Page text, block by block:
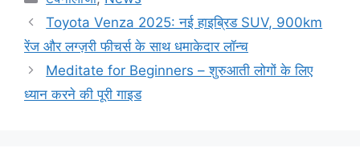
Toyota Venza 2025: नई हाइब्रिड SUV, 900km
रेंज और लग्ज़री फीचर्स के साथ धमाकेदार लॉन्च
Meditate for Beginners – शुरुआती लोगों के लिए
ध्यान करने की पूरी गाइड